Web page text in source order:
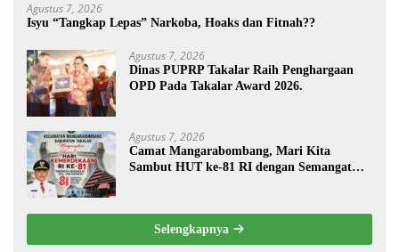
Agustus 7, 2026
Isyu “Tangkap Lepas” Narkoba, Hoaks dan Fitnah??
Agustus 7, 2026
Dinas PUPRP Takalar Raih Penghargaan
OPD Pada Takalar Award 2026.
Agustus 7, 2026
Camat Mangarabombang, Mari Kita
Sambut HUT ke-81 RI dengan Semangat
Selengkapnya